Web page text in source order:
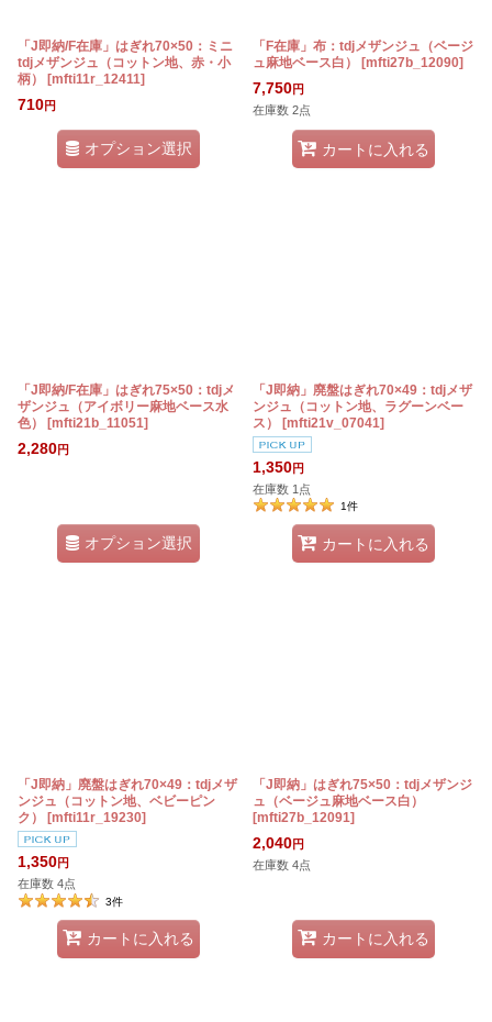
「J即納/F在庫」はぎれ70×50：ミニ
tdjメザンジュ（コットン地、赤・小
柄）
[mfti11r_12411]
710円
オプション選択
「F在庫」布：tdjメザンジュ（ベージ
ュ麻地ベース白）
[mfti27b_12090]
7,750円
在庫数 2点
カートに入れる
「J即納/F在庫」はぎれ75×50：tdjメ
ザンジュ（アイボリー麻地ベース水
色）
[mfti21b_11051]
2,280円
オプション選択
「J即納」廃盤はぎれ70×49：tdjメザ
ンジュ（コットン地、ラグーンベー
ス）
[mfti21v_07041]
1,350円
在庫数 1点
1件
カートに入れる
「J即納」廃盤はぎれ70×49：tdjメザ
ンジュ（コットン地、ベビーピン
ク）
[mfti11r_19230]
1,350円
在庫数 4点
3件
カートに入れる
「J即納」はぎれ75×50：tdjメザンジ
ュ（ベージュ麻地ベース白）
[mfti27b_12091]
2,040円
在庫数 4点
カートに入れる